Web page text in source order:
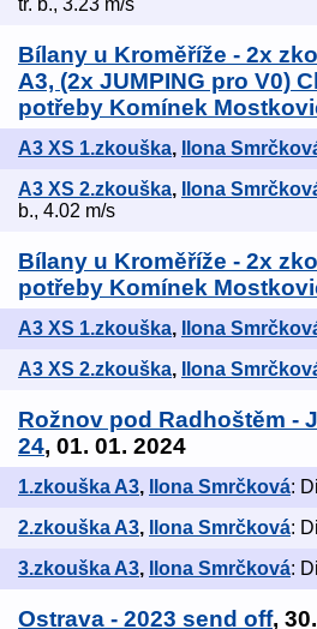
tr. b., 3.23 m/s
Bílany u Kroměříže - 2x
A3, (2x JUMPING pro V0)
potřeby Komínek
A3 XS 1.zkouška, Ilona
A3 XS 2.zkouška, Ilona
b., 4.02 m/s
Bílany u Kroměříže - 2x
potřeby Komínek
A3 XS 1.zkouška, Ilona
A3 XS 2.zkouška, Ilona
Rožnov pod Radhoštěm -
24, 01. 01. 2024
1.zkouška A3, Ilona Smrčková:
2.zkouška A3, Ilona Smrčková:
3.zkouška A3, Ilona Smrčková:
Ostrava - 2023 send off,